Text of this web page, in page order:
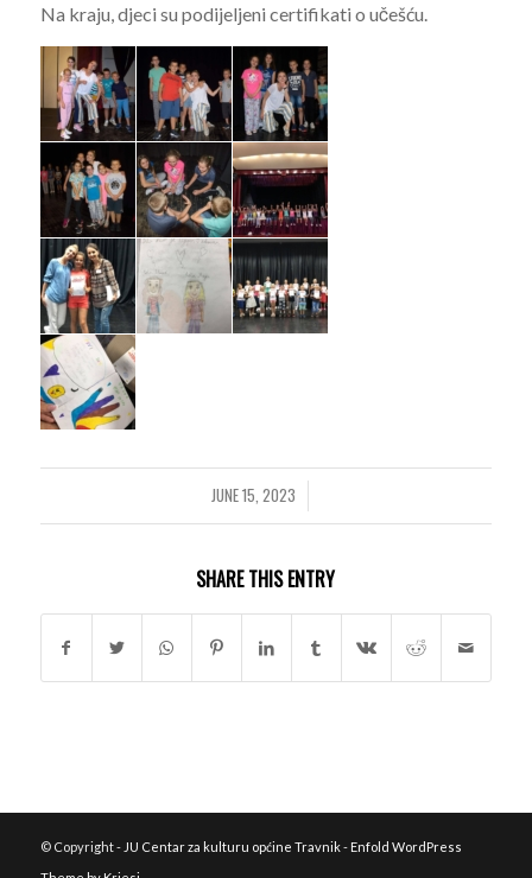
Na kraju, djeci su podijeljeni certifikati o učešću.
JUNE 15, 2023
/
SHARE THIS ENTRY
© Copyright - JU Centar za kulturu općine Travnik- Enfold WordPress